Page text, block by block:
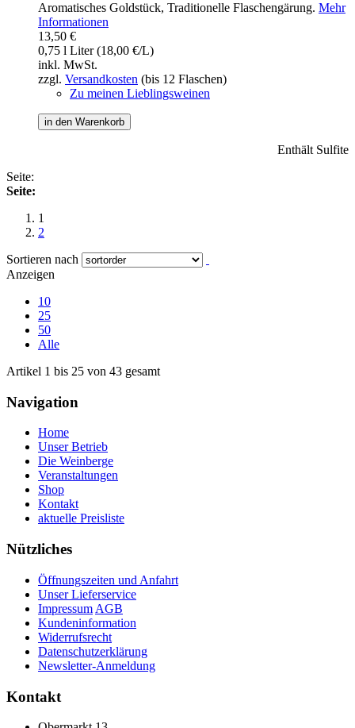
Aromatisches Goldstück, Traditionelle Flaschengärung. Mehr
Informationen
13,50 €
0,75 l Liter (18,00 €/L)
inkl. MwSt.
zzgl. Versandkosten (bis 12 Flaschen)
Zu meinen Lieblingsweinen
in den Warenkorb
Enthält Sulfite
Seite:
Seite:
1
2
Sortieren nach
Anzeigen
10
25
50
Alle
Artikel 1 bis 25 von 43 gesamt
Navigation
Home
Unser Betrieb
Die Weinberge
Veranstaltungen
Shop
Kontakt
aktuelle Preisliste
Nützliches
Öffnungszeiten und Anfahrt
Unser Lieferservice
Impressum AGB
Kundeninformation
Widerrufsrecht
Datenschutzerklärung
Newsletter-Anmeldung
Kontakt